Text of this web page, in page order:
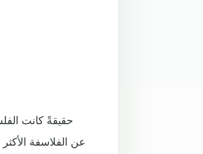
حقيقةً كانت
عن الفلاسفة